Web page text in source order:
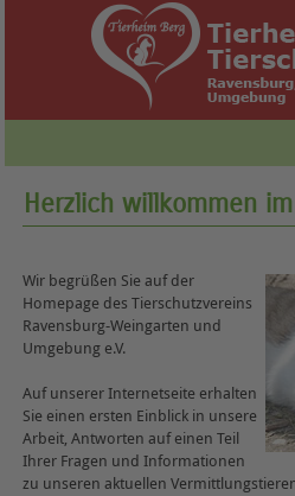
Herzlich willkommen
Wir begrüßen Sie auf der
Homepage des Tierschutzvereins
Ravensburg-Weingarten und
Umgebung e.V.
Auf unserer Internetseite erhalten
Sie einen ersten Einblick in unsere
Arbeit, Antworten auf einen Teil
Ihrer Fragen und Informationen
zu unseren aktuellen